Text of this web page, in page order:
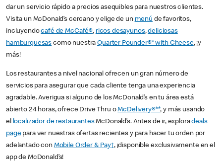
dar un servicio rápido a precios asequibles para nuestros clientes.
Visita un McDonald’s cercano y elige de un menú de favoritos,
incluyendocafé de McCafé®, ricos desayunos,deliciosas
hamburguesas como nuestraQuarter Pounder®* with Cheese, ¡y
más!
Los restaurantes a nivel nacional ofrecen un gran número de
servicios para asegurar que cada cliente tenga una experiencia
agradable. Averigua si alguno de los McDonald’s en tu área está
abierto 24 horas, ofrece Drive Thru oMcDelivery®**, y más usando
el localizador de restaurantesMcDonald’s. Antes de ir, exploradeals
pagepara ver nuestras ofertas recientes y para hacer tu orden por
adelantado con Mobile Order & Pay†, ¡disponible exclusivamente en el
app de McDonald’s!